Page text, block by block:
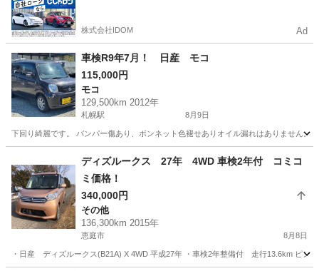
株式会社IDOM Ad
車検R9年7月！ 日産 モコ
115,000円
モコ
129,500km 2012年
札幌駅 8月9日
下回り綺麗です。 バンパー傷あり、ボンネット色褪せありオイル漏れはありません
札幌駅
ディズルークス 27年 4WD 車検2年付 コミコ
ミ価格！
340,000円
その他
136,300km 2015年
恵庭市 8月8日
・日産 ディズルークス(B21A) X 4WD 平成27年 ・車検2年整備付 走行13.6km ピ